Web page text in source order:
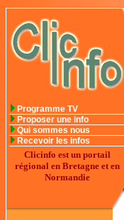
Programme TV
Proposer une info
Qui sommes nous
Recevoir les infos
Clicinfo est un portail
régional en Bretagne et en
Normandie